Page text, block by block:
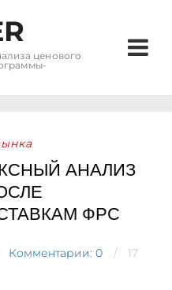
ценового
АНАЛИЗ
ФРС
Комментарии: 0
17